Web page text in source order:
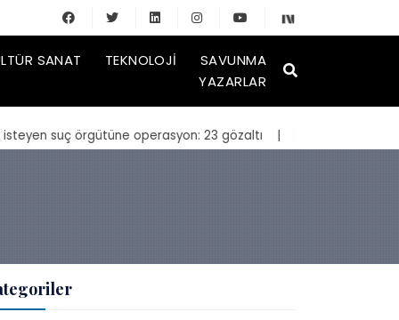
SANAT TEKNOLOJI
SAVUNMA
YAZARLAR
operasyon: 23 gözaltı | Bakan Kurum, yeniden inşa